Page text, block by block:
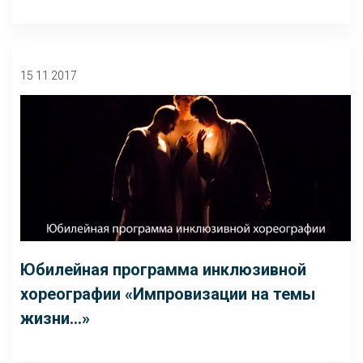
15 11 2017
Юбилейная программа инклюзивной
хореографии «Импровизации на темы
жизни…»